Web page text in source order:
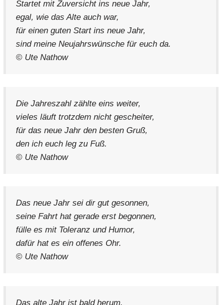
Startet mit Zuversicht ins neue Jahr,
egal, wie das Alte auch war,
für einen guten Start ins neue Jahr,
sind meine Neujahrswünsche für euch da.
© Ute Nathow
Die Jahreszahl zählte eins weiter,
vieles läuft trotzdem nicht gescheiter,
für das neue Jahr den besten Gruß,
den ich euch leg zu Fuß.
© Ute Nathow
Das neue Jahr sei dir gut gesonnen,
seine Fahrt hat gerade erst begonnen,
fülle es mit Toleranz und Humor,
dafür hat es ein offenes Ohr.
© Ute Nathow
Das alte Jahr ist bald herum,